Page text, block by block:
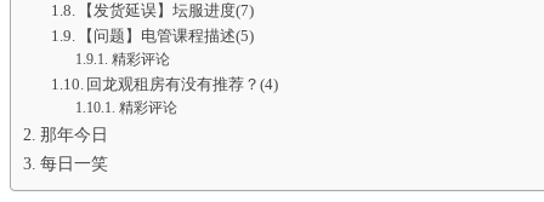
【发货延误】坛服进度(7)
【问题】电管课程描述(5)
精彩评论
回龙观租房有没有推荐？(4)
精彩评论
那年今日
每日一笑